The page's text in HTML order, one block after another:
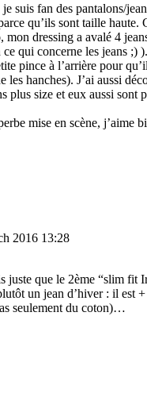
suis fan des pantalons/
qu’ils sont taille haute.
mon dressing a avalé 4
ce qui concerne les jeans ;)
pince à l’arrière pour
les hanches). J’ai aussi
plus size et eux aussi sont
mise en scène, j’aime
2016 13:28
juste que le 2ème “slim fit
un jean d’hiver : il est
seulement du coton)…